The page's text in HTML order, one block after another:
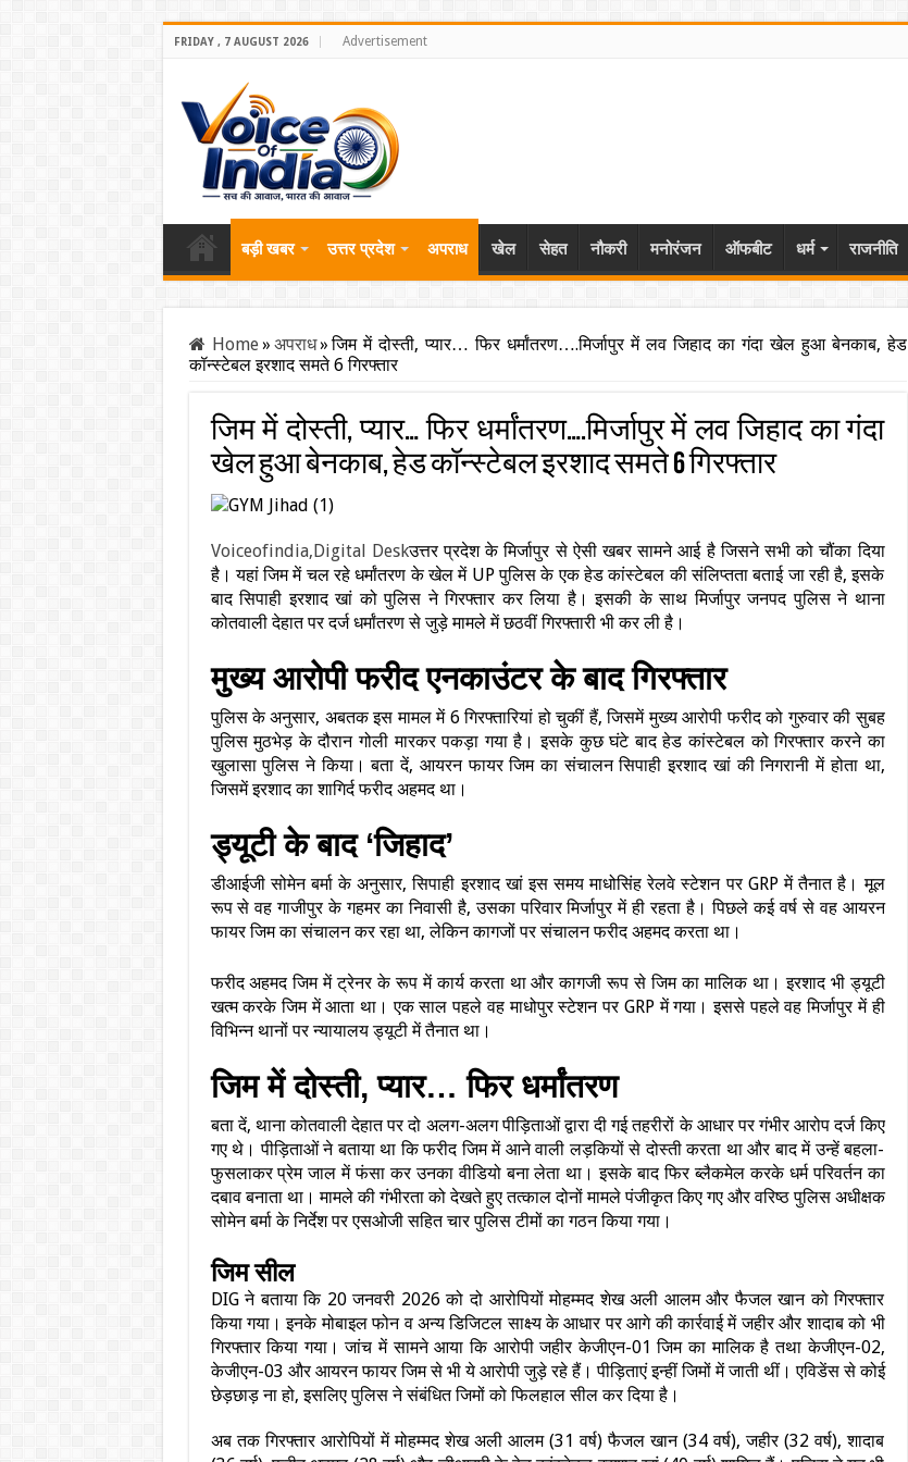
FRIDAY , 7 AUGUST 2026 Advertisement
बड़ी खबर उत्तर प्रदेश अपराध खेल सेहत नौकरी मनोरंजन ऑफबीट धर्म राजनीति
Home» अपराध»जिम में दोस्ती, प्यार… फिर धर्मांतरण….मिर्जापुर में लव जिहाद का गंदा खेल हुआ बेनकाब, हेड
कॉन्स्टेबल इरशाद समते 6 गिरफ्तार
जिम में दोस्ती, प्यार… फिर धर्मांतरण….मिर्जापुर में लव जिहाद का गंदा
खेल हुआ बेनकाब, हेड कॉन्स्टेबल इरशाद समते 6 गिरफ्तार
Voiceofindia,Digital Deskउत्तर प्रदेश के मिर्जापुर से ऐसी खबर सामने आई है जिसने सभी को चौंका दिया
है। यहां जिम में चल रहे धर्मांतरण के खेल में UP पुलिस के एक हेड कांस्टेबल की संलिप्तता बताई जा रही है, इसके
बाद सिपाही इरशाद खां को पुलिस ने गिरफ्तार कर लिया है। इसकी के साथ मिर्जापुर जनपद पुलिस ने थाना
कोतवाली देहात पर दर्ज धर्मांतरण से जुड़े मामले में छठवीं गिरफ्तारी भी कर ली है।
मुख्य आरोपी फरीद एनकाउंटर के बाद गिरफ्तार
पुलिस के अनुसार, अबतक इस मामल में 6 गिरफ्तारियां हो चुकीं हैं, जिसमें मुख्य आरोपी फरीद को गुरुवार की सुबह
पुलिस मुठभेड़ के दौरान गोली मारकर पकड़ा गया है। इसके कुछ घंटे बाद हेड कांस्टेबल को गिरफ्तार करने का
खुलासा पुलिस ने किया। बता दें, आयरन फायर जिम का संचालन सिपाही इरशाद खां की निगरानी में होता था,
जिसमें इरशाद का शागिर्द फरीद अहमद था।
ड्यूटी के बाद ‘जिहाद’
डीआईजी सोमेन बर्मा के अनुसार, सिपाही इरशाद खां इस समय माधोसिंह रेलवे स्टेशन पर GRP में तैनात है। मूल
रूप से वह गाजीपुर के गहमर का निवासी है, उसका परिवार मिर्जापुर में ही रहता है। पिछले कई वर्ष से वह आयरन
फायर जिम का संचालन कर रहा था, लेकिन कागजों पर संचालन फरीद अहमद करता था।
फरीद अहमद जिम में ट्रेनर के रूप में कार्य करता था और कागजी रूप से जिम का मालिक था। इरशाद भी ड्यूटी
खत्म करके जिम में आता था। एक साल पहले वह माधोपुर स्टेशन पर GRP में गया। इससे पहले वह मिर्जापुर में ही
विभिन्न थानों पर न्यायालय ड्यूटी में तैनात था।
जिम में दोस्ती, प्यार… फिर धर्मांतरण
बता दें, थाना कोतवाली देहात पर दो अलग-अलग पीड़िताओं द्वारा दी गई तहरीरों के आधार पर गंभीर आरोप दर्ज किए
गए थे। पीड़िताओं ने बताया था कि फरीद जिम में आने वाली लड़कियों से दोस्ती करता था और बाद में उन्हें बहला-
फुसलाकर प्रेम जाल में फंसा कर उनका वीडियो बना लेता था। इसके बाद फिर ब्लैकमेल करके धर्म परिवर्तन का
दबाव बनाता था। मामले की गंभीरता को देखते हुए तत्काल दोनों मामले पंजीकृत किए गए और वरिष्ठ पुलिस अधीक्षक
सोमेन बर्मा के निर्देश पर एसओजी सहित चार पुलिस टीमों का गठन किया गया।
जिम सील
DIG ने बताया कि 20 जनवरी 2026 को दो आरोपियों मोहम्मद शेख अली आलम और फैजल खान को गिरफ्तार
किया गया। इनके मोबाइल फोन व अन्य डिजिटल साक्ष्य के आधार पर आगे की कार्रवाई में जहीर और शादाब को भी
गिरफ्तार किया गया। जांच में सामने आया कि आरोपी जहीर केजीएन-01 जिम का मालिक है तथा केजीएन-02,
केजीएन-03 और आयरन फायर जिम से भी ये आरोपी जुड़े रहे हैं। पीड़िताएं इन्हीं जिमों में जाती थीं। एविडेंस से कोई
छेड़छाड़ ना हो, इसलिए पुलिस ने संबंधित जिमों को फिलहाल सील कर दिया है।
अब तक गिरफ्तार आरोपियों में मोहम्मद शेख अली आलम (31 वर्ष) फैजल खान (34 वर्ष), जहीर (32 वर्ष), शादाब